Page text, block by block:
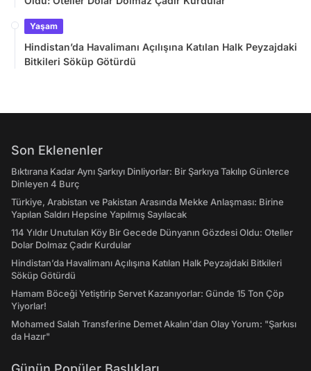
Yaşam
Hindistan’da Havalimanı Açılışına Katılan Halk Peyzajdaki
Bitkileri Söküp Götürdü
Son Eklenenler
Bıktırana Kadar Aynı Şarkıyı Dinliyorlar: Bir Şarkıya Takılıp Günlerce
Dinleyen 4 Burç
Türkiye, Arabistan ve Pakistan Arasında Mekke Anlaşması: Birine
Yapılan Saldırı Hepsine Yapılmış Sayılacak
114 Yıldır Unutulan Köy Bir Gecede Dünyanın Gözdesi Oldu: Oteller
Dolar Dolmaz Çadır Kurdular
Hindistan’da Havalimanı Açılışına Katılan Halk Peyzajdaki Bitkileri
Söküp Götürdü
Hamam Böceği Yetiştirip Servet Kazanıyorlar: Günde 15 Ton Çöp
Yiyorlar!
Mohamed Salah Transferine Demet Akalın'dan Olay Yorum: "Şarkısı
da Hazır"